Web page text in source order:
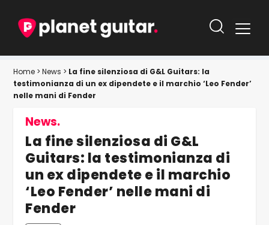
Home >News > La fine silenziosa di G&L Guitars: la
testimonianza di un ex dipendete e il marchio ‘Leo Fender’
nelle mani di Fender
News.
La fine silenziosa di G&L
Guitars: la testimonianza di
un ex dipendete e il marchio
‘Leo Fender’ nelle mani di
Fender